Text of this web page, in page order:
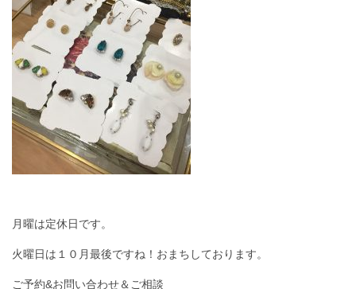
月曜は定休日です。
火曜日は１０月最後ですね！おまちしております。
ご予約&お問い合わせ＆ご相談